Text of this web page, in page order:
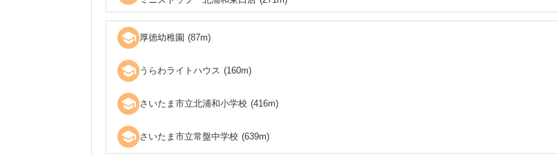
school 厚徳幼稚園 (87m)
school うらわライトハウス (160m)
school さいたま市立北浦和小学校 (416m)
school さいたま市立常盤中学校 (639m)